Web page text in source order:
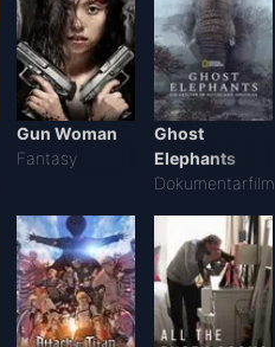
Gun Woman
Fantasy
Ghost
Elephants
Dokumentarfilm